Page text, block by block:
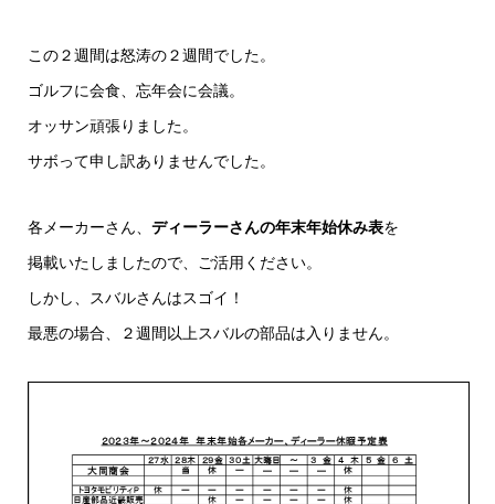
この２週間は怒涛の２週間でした。
ゴルフに会食、忘年会に会議。
オッサン頑張りました。
サボって申し訳ありませんでした。
各メーカーさん、 ディーラーさんの年末年始休み表を
掲載いたしましたので、ご活用ください。
しかし、スバルさんはスゴイ！
最悪の場合、２週間以上スバルの部品は入りません。